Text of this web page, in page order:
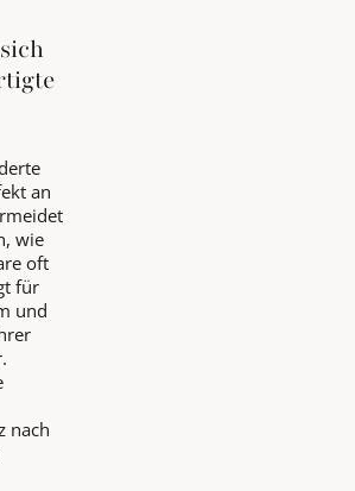
an
wie
oft
für
und
nach